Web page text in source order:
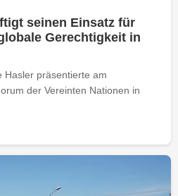
seinen Einsatz für
Gerechtigkeit in
Hasler präsentierte am
der Vereinten Nationen in